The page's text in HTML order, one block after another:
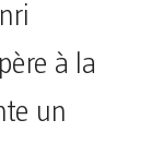
à la
un